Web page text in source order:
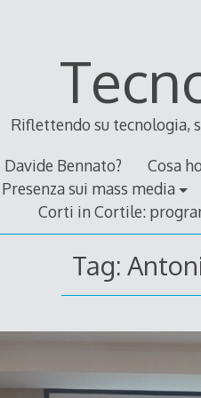
Riflettendo su tecnologia,
Davide Bennato? Cosa
Presenza sui mass media
Corti in Cortile:
Tag: